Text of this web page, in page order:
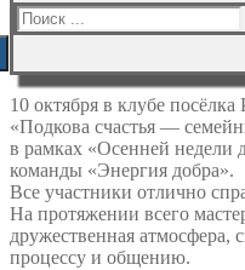
Искать:
10 октября в клубе посёлка
«Подкова счастья —
в рамках «Осенней недели
команды «Энергия добра».
Все участники отлично
На протяжении всего
дружественная атмосфера,
процессу и общению.